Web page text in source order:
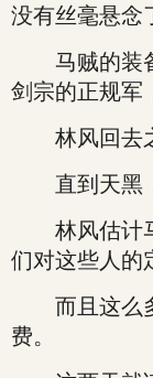
没有丝毫悬念
马贼的装备
剑宗的正规军
林风回去之
直到天黑，
林风估计马
们对这些人的
而且这么多
费。